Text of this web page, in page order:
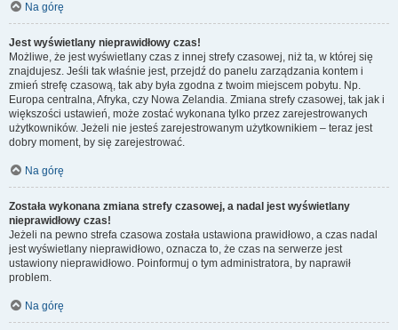
Na górę
Jest wyświetlany nieprawidłowy czas!
Możliwe, że jest wyświetlany czas z innej strefy czasowej, niż ta, w której się
znajdujesz. Jeśli tak właśnie jest, przejdź do panelu zarządzania kontem i
zmień strefę czasową, tak aby była zgodna z twoim miejscem pobytu. Np.
Europa centralna, Afryka, czy Nowa Zelandia. Zmiana strefy czasowej, tak jak i
większości ustawień, może zostać wykonana tylko przez zarejestrowanych
użytkowników. Jeżeli nie jesteś zarejestrowanym użytkownikiem – teraz jest
dobry moment, by się zarejestrować.
Na górę
Została wykonana zmiana strefy czasowej, a nadal jest wyświetlany
nieprawidłowy czas!
Jeżeli na pewno strefa czasowa została ustawiona prawidłowo, a czas nadal
jest wyświetlany nieprawidłowo, oznacza to, że czas na serwerze jest
ustawiony nieprawidłowo. Poinformuj o tym administratora, by naprawił
problem.
Na górę